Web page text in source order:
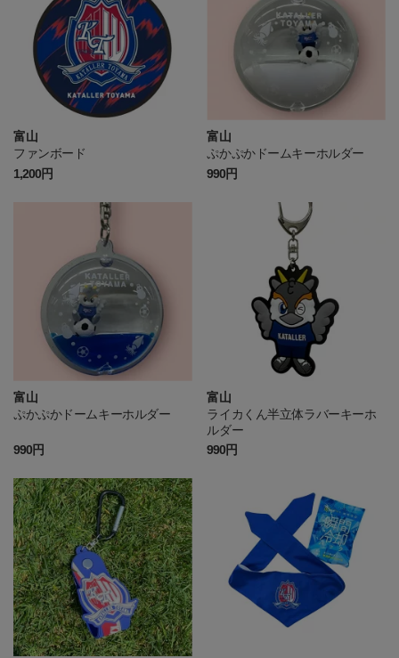
富山
ファンボード
1,200円
富山
ぷかぷかドームキーホルダー
990円
富山
ぷかぷかドームキーホルダー
990円
富山
ライカくん半立体ラバーキーホ
ルダー
990円